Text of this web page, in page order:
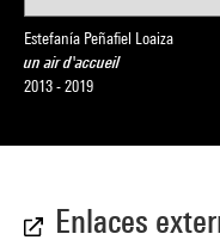
Estefanía Peñafiel Loaiza
un air d'accueil
2013 - 2019
Enlaces